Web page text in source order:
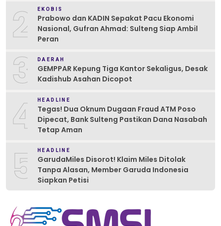
2 EKOBIS
Prabowo dan KADIN Sepakat Pacu Ekonomi
Nasional, Gufran Ahmad: Sulteng Siap Ambil
Peran
3 DAERAH
GEMPPAR Kepung Tiga Kantor Sekaligus, Desak
Kadishub Asahan Dicopot
4 HEADLINE
Tegas! Dua Oknum Dugaan Fraud ATM Poso
Dipecat, Bank Sulteng Pastikan Dana Nasabah
Tetap Aman
5 HEADLINE
GarudaMiles Disorot! Klaim Miles Ditolak
Tanpa Alasan, Member Garuda Indonesia
Siapkan Petisi